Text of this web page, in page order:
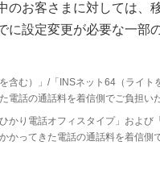
のお客さまに対しては
に設定変更が必要な一部
を含む）」/「INSネット64（ライ
電話の通話料を着信側でご負担い
ひかり電話オフィスタイプ」およ
かってきた電話の通話料を着信側